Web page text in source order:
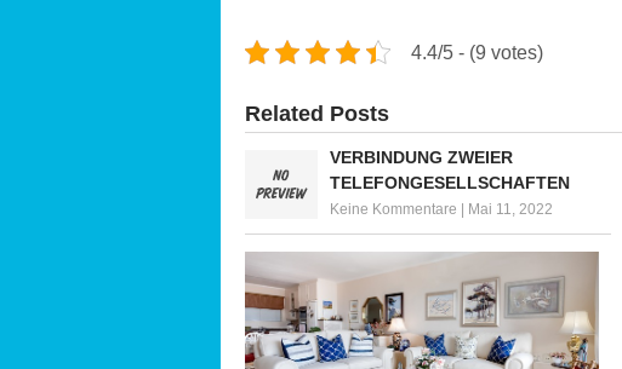
4.4/5 - (9 votes)
Related Posts
VERBINDUNG ZWEIER
TELEFONGESELLSCHAFTEN
Keine Kommentare | Mai 11, 2022